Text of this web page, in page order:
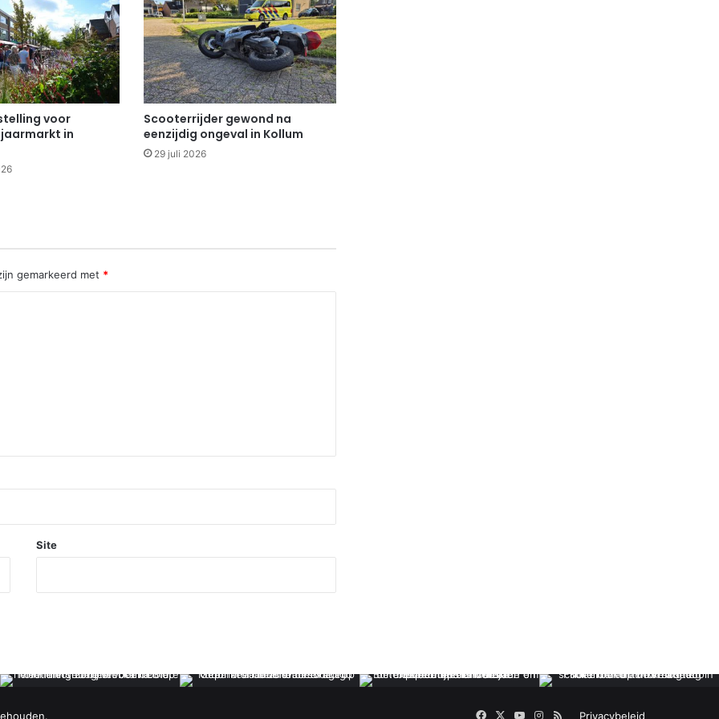
voor
in
Scooterrijder gewond na
eenzijdig ongeval in Kollum
29 juli 2026
gemarkeerd met *
Site
Privacybeleid
Facebook
X YouTubeInstagram
RSS